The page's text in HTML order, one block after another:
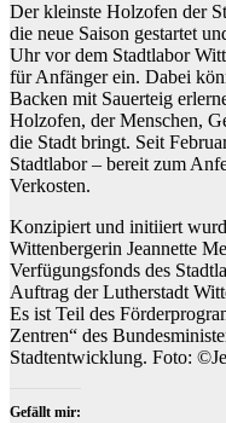
Der kleinste Holzofen der
die neue Saison gestartet
Uhr vor dem Stadtlabor
für Anfänger ein. Dabei
Backen mit Sauerteig
Holzofen, der Menschen,
die Stadt bringt. Seit
Stadtlabor – bereit zum
Verkosten.
Konzipiert und initiiert
Wittenbergerin Jeannette
Verfügungsfonds des
Auftrag der Lutherstadt
Es ist Teil des
Zentren“ des
Stadtentwicklung. Foto:
Gefällt mir: